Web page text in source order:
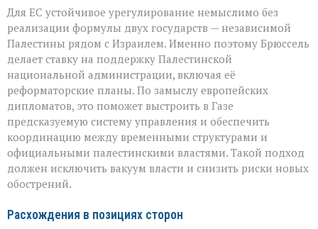
Для ЕС устойчивое урегулирование немыслимо без
реализации формулы двух государств — независимой
Палестины рядом с Израилем. Именно поэтому Брюссель
делает ставку на поддержку Палестинской
национальной администрации, включая её
реформаторские планы. По замыслу европейских
дипломатов, это поможет выстроить в Газе
предсказуемую систему управления и обеспечить
координацию между временными структурами и
официальными палестинскими властями. Такой подход
должен исключить вакуум власти и снизить риски новых
обострений.
Расхождения в позициях сторон